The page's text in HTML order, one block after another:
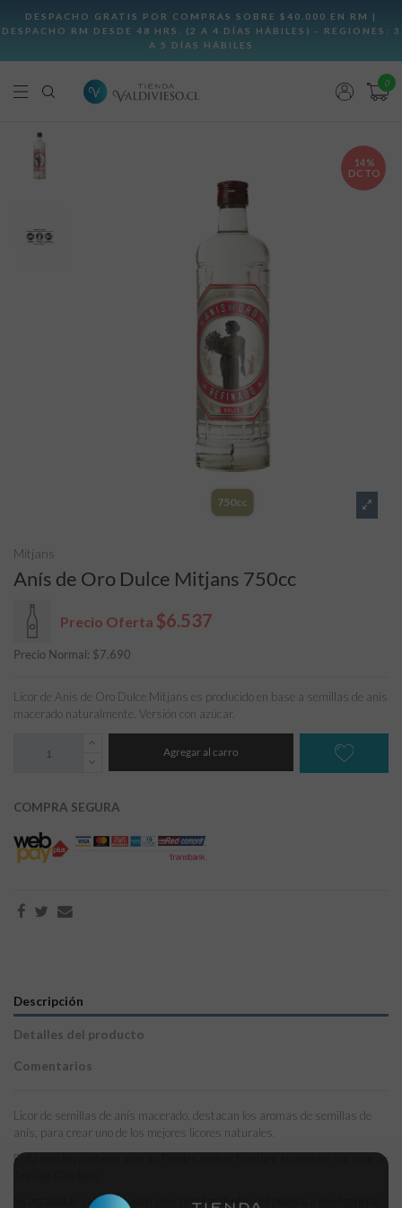
0
14%
DCTO
750cc
Mitjans
Anís de Oro Dulce Mitjans 750cc
Precio Oferta $6.537
Precio Normal: $7.690
Licor de Anís de Oro Dulce Mitjans es producido en base a semillas de anís
macerado naturalmente. Versión con azúcar.
Agregar al carro
COMPRA SEGURA
Descripción
Detalles del producto
Comentarios
Licor de semillas de anís macerado, destacan los aromas de semillas de
anís, para crear uno de los mejores licores naturales.
Esta versión contiene azúcar. Puedes probar también su versión sin azúcar:
Su agradable sabor lo hacen muy popular dentro del público a nivel general,